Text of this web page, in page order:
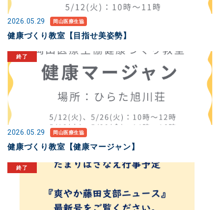
2026.05.29 岡山医療生協
健康づくり教室【目指せ美姿勢】
2026.05.29 岡山医療生協
健康づくり教室【健康マージャン】